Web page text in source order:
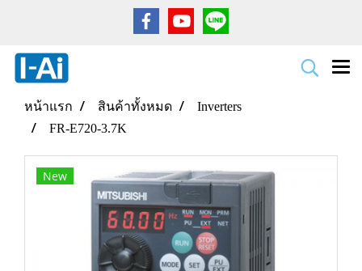
หน้าแรก สินค้าทั้งหมด
Inverters
FR-E720-3.7K
New